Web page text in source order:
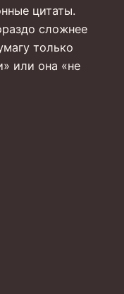
цитаты.
сложнее
только
или она «не